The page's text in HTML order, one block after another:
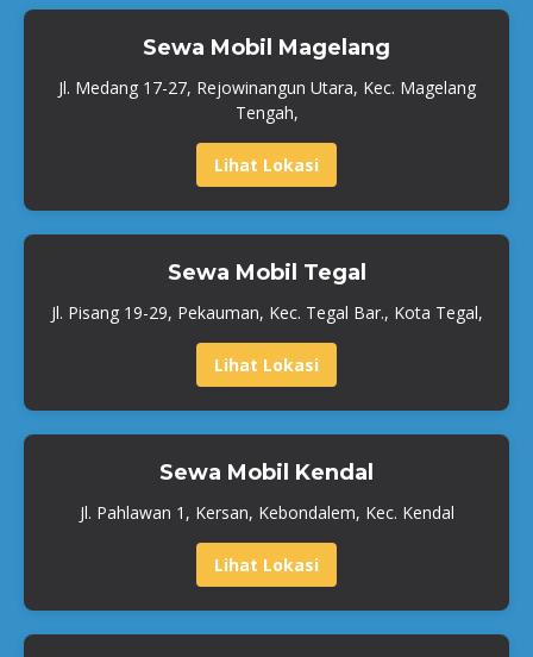
Sewa Mobil Magelang
Jl. Medang 17-27, Rejowinangun Utara, Kec. Magelang
Tengah,
Lihat Lokasi
Sewa Mobil Tegal
Jl. Pisang 19-29, Pekauman, Kec. Tegal Bar., Kota Tegal,
Lihat Lokasi
Sewa Mobil Kendal
Jl. Pahlawan 1, Kersan, Kebondalem, Kec. Kendal
Lihat Lokasi